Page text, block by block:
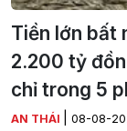
Tiền lớn bất
2.200 tỷ
chỉ trong 5
AN THÁI 08-08-